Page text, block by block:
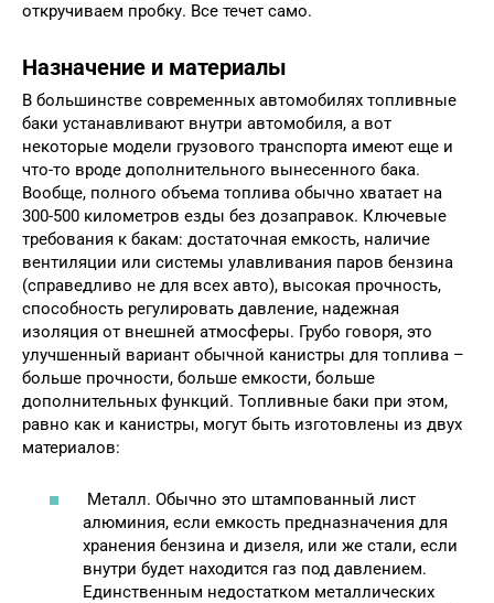
откручиваем пробку. Все течет само.
Назначение и материалы
В большинстве современных автомобилях топливные
баки устанавливают внутри автомобиля, а вот
некоторые модели грузового транспорта имеют еще и
что-то вроде дополнительного вынесенного бака.
Вообще, полного объема топлива обычно хватает на
300-500 километров езды без дозаправок. Ключевые
требования к бакам: достаточная емкость, наличие
вентиляции или системы улавливания паров бензина
(справедливо не для всех авто), высокая прочность,
способность регулировать давление, надежная
изоляция от внешней атмосферы. Грубо говоря, это
улучшенный вариант обычной канистры для топлива –
больше прочности, больше емкости, больше
дополнительных функций. Топливные баки при этом,
равно как и канистры, могут быть изготовлены из двух
материалов:
Металл. Обычно это штампованный лист
алюминия, если емкость предназначения для
хранения бензина и дизеля, или же стали, если
внутри будет находится газ под давлением.
Единственным недостатком металлических